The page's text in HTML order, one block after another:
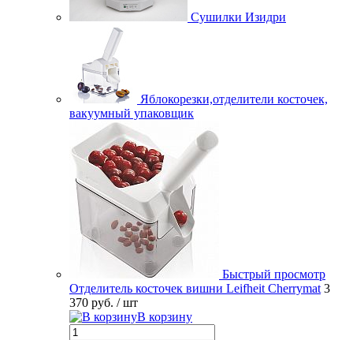
Сушилки Изидри
Яблокорезки,отделители косточек,
вакуумный упаковщик
Быстрый просмотр
Отделитель косточек вишни Leifheit Cherrymat 3
370 руб. / шт
В корзину